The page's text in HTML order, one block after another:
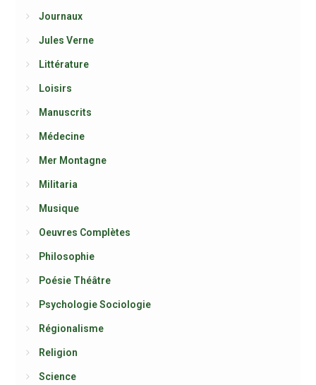
Journaux
Jules Verne
Littérature
Loisirs
Manuscrits
Médecine
Mer Montagne
Militaria
Musique
Oeuvres Complètes
Philosophie
Poésie Théâtre
Psychologie Sociologie
Régionalisme
Religion
Science